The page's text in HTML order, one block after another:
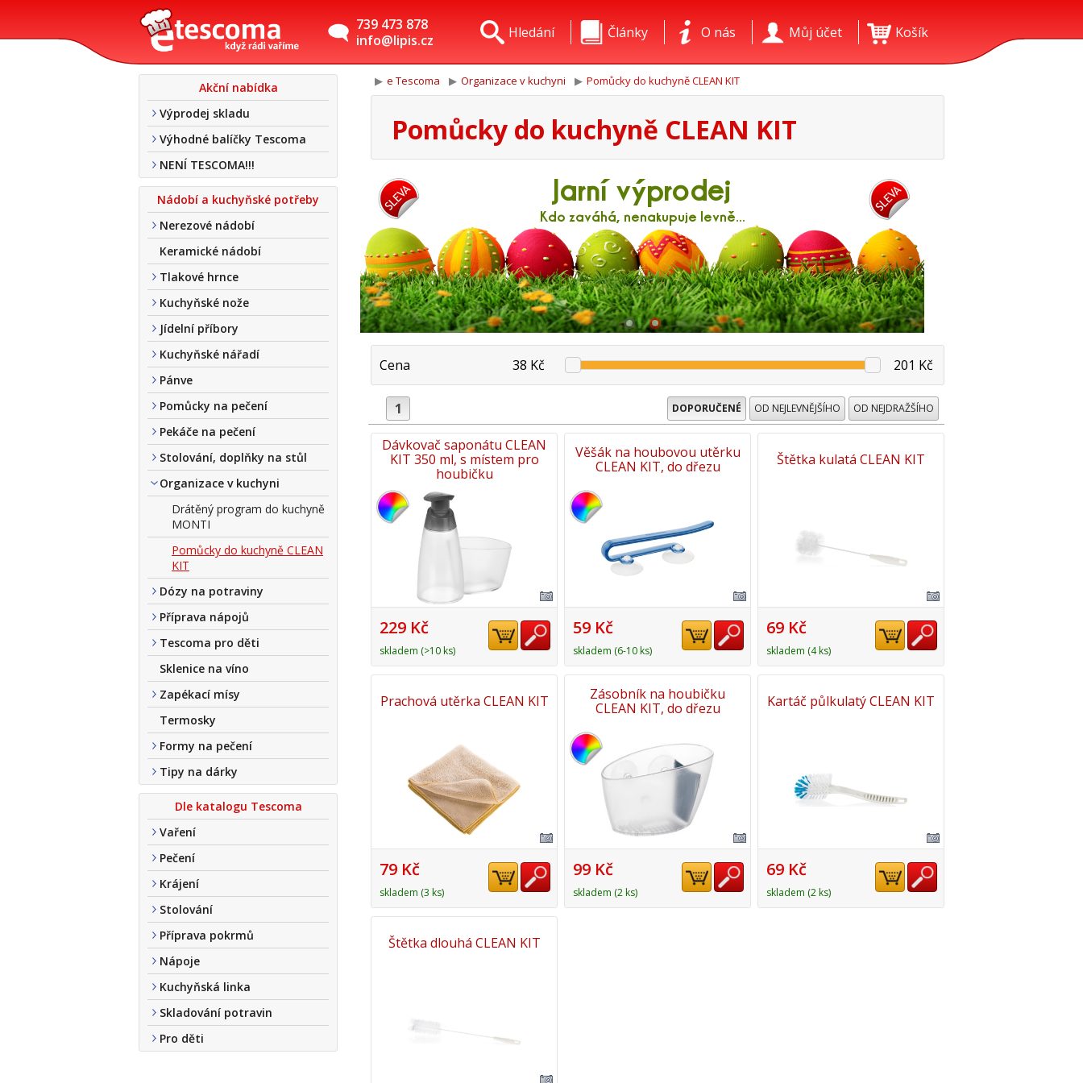
739 473 878
info@lipis.cz
Košík
Můj účet
O nás
Články
Hledání
Akční nabídka
Výprodej skladu
Výhodné balíčky Tescoma
NENÍ TESCOMA!!!
Nádobí a kuchyňské potřeby
Nerezové nádobí
Keramické nádobí
Tlakové hrnce
Kuchyňské nože
Jídelní příbory
Kuchyňské nářadí
Pánve
Pomůcky na pečení
Pekáče na pečení
Stolování, doplňky na stůl
Organizace v kuchyni
Drátěný program do kuchyně
MONTI
Pomůcky do kuchyně CLEAN
KIT
Dózy na potraviny
Příprava nápojů
Tescoma pro děti
Sklenice na víno
Zapékací mísy
Termosky
Formy na pečení
Tipy na dárky
Dle katalogu Tescoma
Vaření
Pečení
Krájení
Stolování
Příprava pokrmů
Nápoje
Kuchyňská linka
Skladování potravin
Pro děti
e Tescoma Organizace v kuchyni Pomůcky do kuchyně CLEAN KIT
Pomůcky do kuchyně CLEAN KIT
Cena 38 Kč 201 Kč
1 DOPORUČENÉ OD NEJLEVNĚJŠÍHO OD NEJDRAŽŠÍHO
Dávkovač saponátu CLEAN
KIT 350 ml, s místem pro
houbičku
229 Kč
skladem (>10 ks)
Věšák na houbovou utěrku
CLEAN KIT, do dřezu
59 Kč
skladem (6-10 ks)
Štětka kulatá CLEAN KIT
69 Kč
skladem (4 ks)
Prachová utěrka CLEAN KIT
79 Kč
skladem (3 ks)
Zásobník na houbičku
CLEAN KIT, do dřezu
99 Kč
skladem (2 ks)
Kartáč půlkulatý CLEAN KIT
69 Kč
skladem (2 ks)
Štětka dlouhá CLEAN KIT